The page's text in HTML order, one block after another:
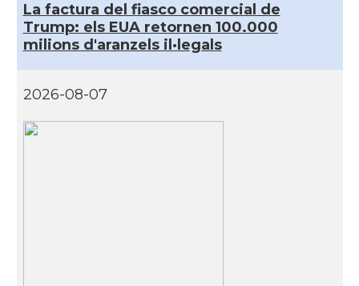
La factura del fiasco comercial de
Trump: els EUA retornen 100.000
milions d'aranzels il·legals
2026-08-07